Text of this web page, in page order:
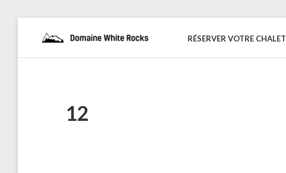
DOMAINE
WHITE
Location
RÉSERVER VOTRE CHALET
12